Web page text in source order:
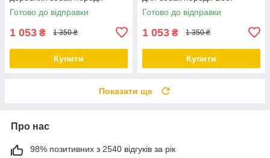
Мопс, 3 КГ
Готово до відправки
1 053 ₴ 1 350 ₴
Купити
Хайленд Уайт Тер'єр, 3КГ
Готово до відправки
1 053 ₴ 1 350 ₴
Купити
Показати ще
Про нас
98% позитивних з 2540 відгуків за рік